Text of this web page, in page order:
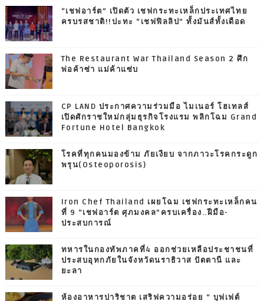
“เชฟอาร์ต” เปิดตัว เชฟกระทะเหล็กประเทศไทย
ครบรสชาติ!!ปะทะ “เชฟฟิลลิป” ทั้งมันส์ทั้งเดือด
The Restaurant War Thailand Season 2 ศึก
พ่อค้าซ่า แม่ค้าแซ่บ
CP LAND ประกาศความร่วมมือ ไมเนอร์ โฮเทลส์
เปิดศักราชใหม่กลุ่มธุรกิจโรงแรม พลิกโฉม Grand
Fortune Hotel Bangkok
โรคที่ทุกคนมองข้าม ภัยเงียบ จากภาวะโรคกระดูก
พรุน(Osteoporosis)
Iron Chef Thailand เผยโฉม เชฟกระทะเหล็กคน
ที่ 9 “เชฟอาร์ต ศุภมงคล”ครบเครื่อง..ฝีมือ-
ประสบการณ์
ทหารในกองทัพภาคที่4 ออกช่วยเหลือประชาชนที่
ประสบอุทกภัยในจังหวัดนราธิวาส ปัตตานี และ
ยะลา
ห้องอาหารปาริชาต เสริฟความอร่อย “ บุฟเฟต์